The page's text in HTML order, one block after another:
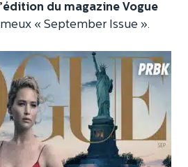
du magazine Vogue
« September Issue ».